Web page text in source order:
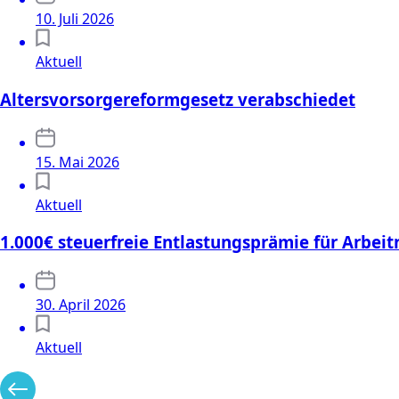
10. Juli 2026
Aktuell
Altersvorsorgereformgesetz verabschiedet
15. Mai 2026
Aktuell
1.000€ steuerfreie Entlastungsprämie für
30. April 2026
Aktuell